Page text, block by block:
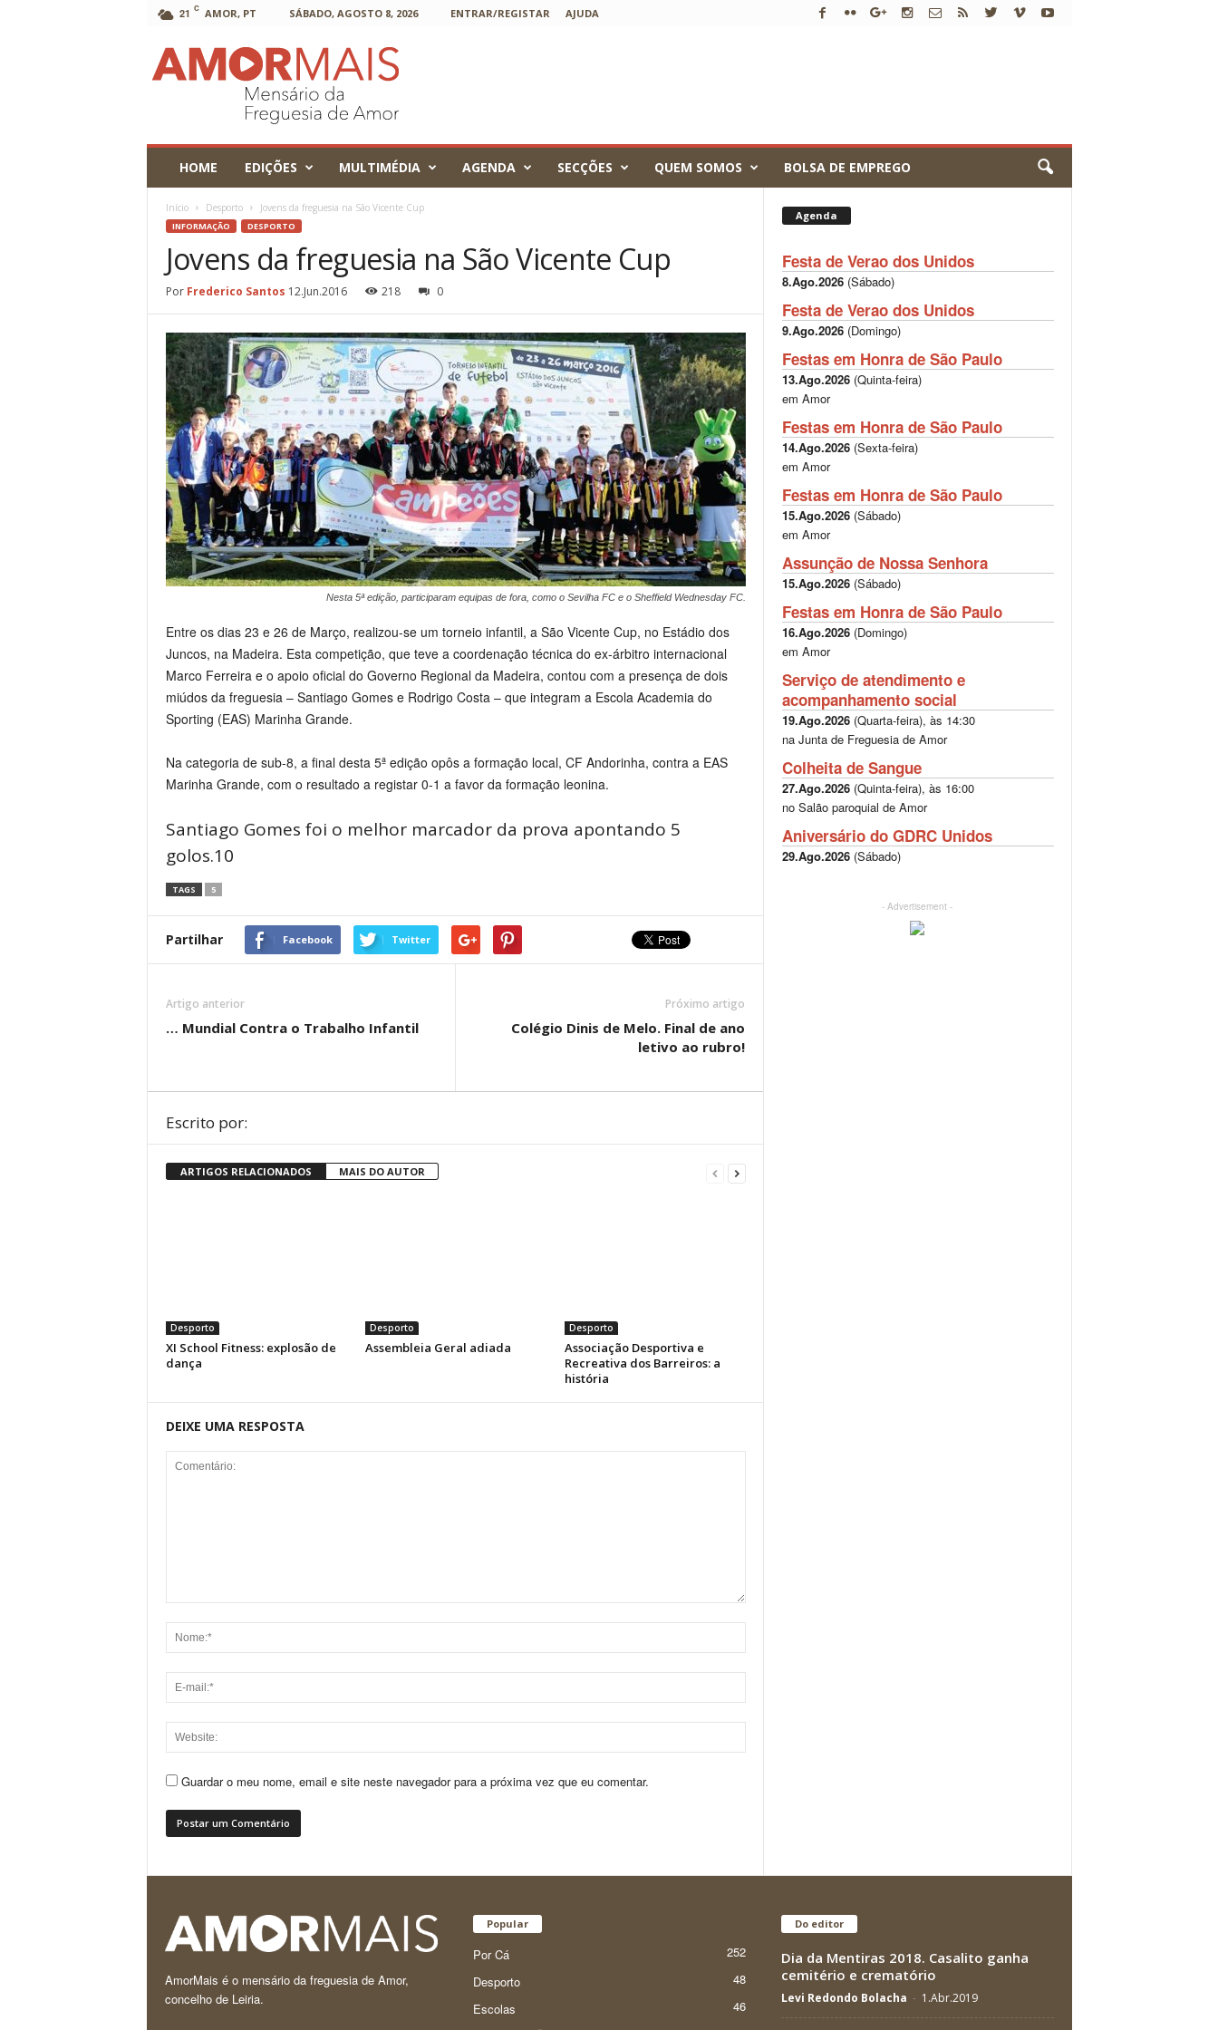
21 C AMOR, PT SÁBADO, AGOSTO 8, 2026 ENTRAR/REGISTAR AJUDA
HOME EDIÇÕES MULTIMÉDIA AGENDA SECÇÕES QUEM SOMOS BOLSA DE EMPREGO
Início Desporto Jovens da freguesia na São Vicente Cup
INFORMAÇÃO DESPORTO
Jovens da freguesia na São Vicente Cup
Por Frederico Santos 12.Jun.2016 218 0
Nesta 5ª edição, participaram equipas de fora, como o Sevilha FC e o Sheffield Wednesday FC.
Entre os dias 23 e 26 de Março, realizou-se um torneio infantil, a São Vicente Cup, no Estádio dos
Juncos, na Madeira. Esta competição, que teve a coordenação técnica do ex-árbitro internacional
Marco Ferreira e o apoio oficial do Governo Regional da Madeira, contou com a presença de dois
miúdos da freguesia – Santiago Gomes e Rodrigo Costa – que integram a Escola Academia do
Sporting (EAS) Marinha Grande.
Na categoria de sub-8, a final desta 5ª edição opôs a formação local, CF Andorinha, contra a EAS
Marinha Grande, com o resultado a registar 0-1 a favor da formação leonina.
Santiago Gomes foi o melhor marcador da prova apontando 5
golos.10
TAGS 5
Partilhar Facebook Twitter
Artigo anterior
… Mundial Contra o Trabalho Infantil
Próximo artigo
Colégio Dinis de Melo. Final de ano
letivo ao rubro!
Escrito por:
ARTIGOS RELACIONADOS MAIS DO AUTOR
Desporto
XI School Fitness: explosão de
dança
Desporto
Assembleia Geral adiada
Desporto
Associação Desportiva e
Recreativa dos Barreiros: a
história
DEIXE UMA RESPOSTA
Guardar o meu nome, email e site neste navegador para a próxima vez que eu comentar.
Agenda
Festa de Verao dos Unidos
8.Ago.2026(Sábado)
Festa de Verao dos Unidos
9.Ago.2026(Domingo)
Festas em Honra de São Paulo
13.Ago.2026(Quinta-feira)
em Amor
Festas em Honra de São Paulo
14.Ago.2026(Sexta-feira)
em Amor
Festas em Honra de São Paulo
15.Ago.2026(Sábado)
em Amor
Assunção de Nossa Senhora
15.Ago.2026(Sábado)
Festas em Honra de São Paulo
16.Ago.2026(Domingo)
em Amor
Serviço de atendimento e
acompanhamento social
19.Ago.2026(Quarta-feira), às 14:30
na Junta de Freguesia de Amor
Colheita de Sangue
27.Ago.2026(Quinta-feira), às 16:00
no Salão paroquial de Amor
Aniversário do GDRC Unidos
29.Ago.2026(Sábado)
- Advertisement -
AmorMais é o mensário da freguesia de Amor,
concelho de Leiria.
Popular
Por Cá
252
Desporto
48
Escolas
46
Do editor
Dia da Mentiras 2018. Casalito ganha
cemitério e crematório
Levi Redondo Bolacha - 1.Abr.2019